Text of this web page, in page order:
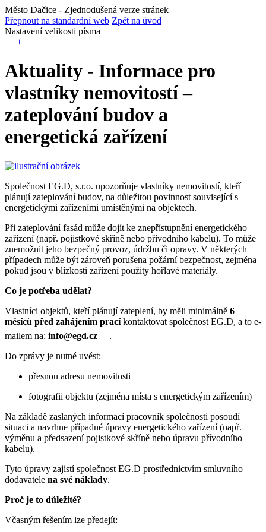
Město Dačice - Zjednodušená verze stránek
Přepnout na standardní web Zpět na úvod
Nastavení velikosti písma
— +
Aktuality - Informace pro
vlastníky nemovitostí –
zateplování budov a
energetická zařízení
Společnost EG.D, s.r.o. upozorňuje vlastníky nemovitostí, kteří
plánují zateplování budov, na důležitou povinnost související s
energetickými zařízeními umístěnými na objektech.
Při zateplování fasád může dojít ke znepřístupnění energetického
zařízení (např. pojistkové skříně nebo přívodního kabelu). To může
znemožnit jeho bezpečný provoz, údržbu či opravy. V některých
případech může být zároveň porušena požární bezpečnost, zejména
pokud jsou v blízkosti zařízení použity hořlavé materiály.
Co je potřeba udělat?
Vlastníci objektů, kteří plánují zateplení, by měli minimálně 6
měsíců před zahájením pracíkontaktovat společnost EG.D, a to e-
mailem na: info@egd.cz
.
Do zprávy je nutné uvést:
přesnou adresu nemovitosti
fotografii objektu (zejména místa s energetickým zařízením)
Na základě zaslaných informací pracovník společnosti posoudí
situaci a navrhne případné úpravy energetického zařízení (např.
výměnu a předsazení pojistkové skříně nebo úpravu přívodního
kabelu).
Tyto úpravy zajistí společnost EG.D prostřednictvím smluvního
dodavatele na své náklady.
Proč je to důležité?
Včasným řešením lze předejít: